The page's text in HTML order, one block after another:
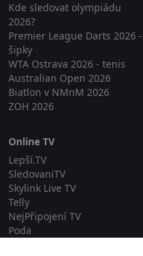
Kde sledovat olympiádu
2026?
Premier League Darts 2026 -
šipky
WTA Ostrava 2026 - tenis
Australian Open 2026
Biatlon v NMnM 2026
ZOH 2026
Online TV
Lepší.TV
SledovaniTV
Skylink Live TV
Telly
NejPřipojení TV
Poda